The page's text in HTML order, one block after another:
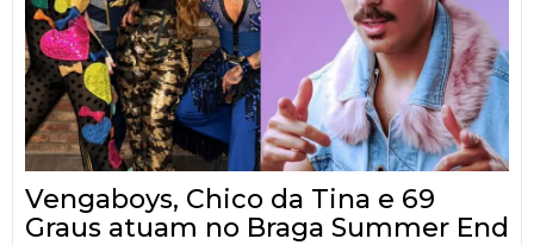
Vengaboys, Chico da Tina e 69
Graus atuam no Braga Summer End